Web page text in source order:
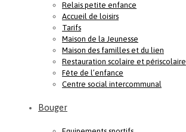
Relais petite enfance
Accueil de loisirs
Tarifs
Maison de la Jeunesse
Maison des familles et du lien
Restauration scolaire et périscolaire
Fête de l’enfance
Centre social intercommunal
Bouger